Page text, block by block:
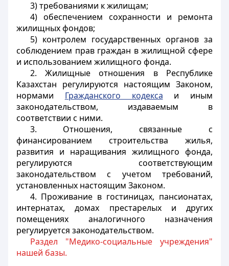
3) требованиями к жилищам;
4) обеспечением сохранности и ремонта
жилищных фондов;
5) контролем государственных органов за
соблюдением прав граждан в жилищной сфере
и использованием жилищного фонда.
2. Жилищные отношения в Республике
Казахстан регулируются настоящим Законом,
нормами Гражданского кодекса и иным
законодательством, издаваемым в
соответствии с ними.
3. Отношения, связанные с
финансированием строительства жилья,
развития и наращивания жилищного фонда,
регулируются соответствующим
законодательством с учетом требований,
установленных настоящим Законом.
4. Проживание в гостиницах, пансионатах,
интернатах, домах престарелых и других
помещениях аналогичного назначения
регулируется законодательством.
Раздел "Медико-социальные учреждения"
нашей базы.